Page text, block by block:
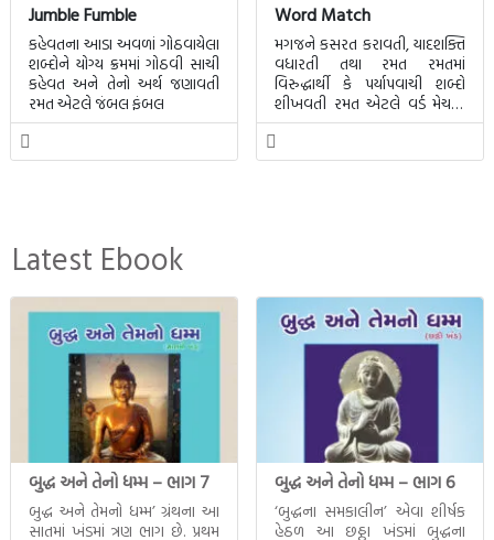
Jumble Fumble
કહેવતના આડા અવળાં ગોઠવાયેલા
શબ્દોને યોગ્ય ક્રમમાં ગોઠવી સાચી
કહેવત અને તેનો અર્થ જણાવતી
રમત એટલે જંબલ ફંબલ
Word Match
મગજને કસરત કરાવતી, યાદશક્તિ
વધારતી તથા રમત રમતમાં
વિરુદ્ધાર્થી કે પર્યાપવાચી શબ્દો
શીખવતી રમત એટલે વર્ડ મેચમાં.
આ રમતમાં 20 બ્લોક પાછળ 20
Latest Ebook
બુદ્ધ અને તેનો ધમ્મ – ભાગ 7
બુદ્ધ અને તેમનો ધમ્મ’ ગ્રંથના આ
સાતમાં ખંડમાં ત્રણ ભાગ છે. પ્રથમ
બુદ્ધ અને તેનો ધમ્મ – ભાગ 6
‘બુદ્ધના સમકાલીન’ એવા શીર્ષક
હેઠળ આ છઠ્ઠા ખંડમાં બુદ્ધના